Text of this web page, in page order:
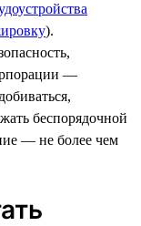
).
—
беспорядочной
— не более чем